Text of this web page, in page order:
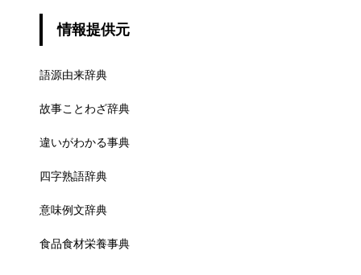
情報提供元
語源由来辞典
故事ことわざ辞典
違いがわかる事典
四字熟語辞典
意味例文辞典
食品食材栄養事典